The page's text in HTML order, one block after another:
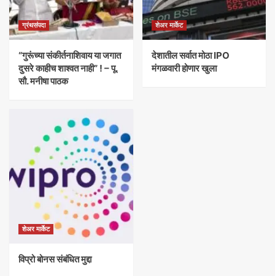
ग्रंथसंपदा
“गुरूंच्या संकीर्तनाशिवाय या जगात
दुसरे काहीच शाश्वत नाही” ! – पू.
सौ. मनीषा पाठक
शेअर मार्केट
देशातील सर्वात मोठा IPO
मंगळवारी होणार खुला
शेअर मार्केट
विप्रो बोनस संबंधित मुद्दा